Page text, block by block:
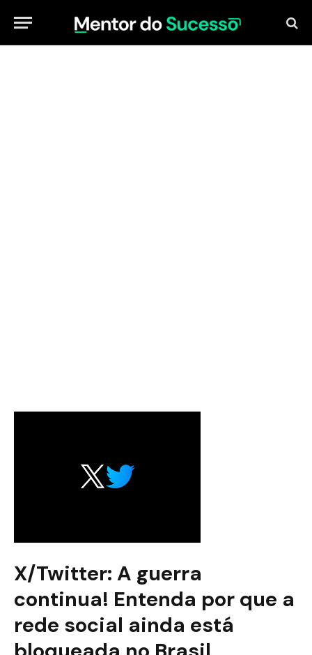
X/Twitter: A guerra
continua! Entenda por que a
rede social ainda está